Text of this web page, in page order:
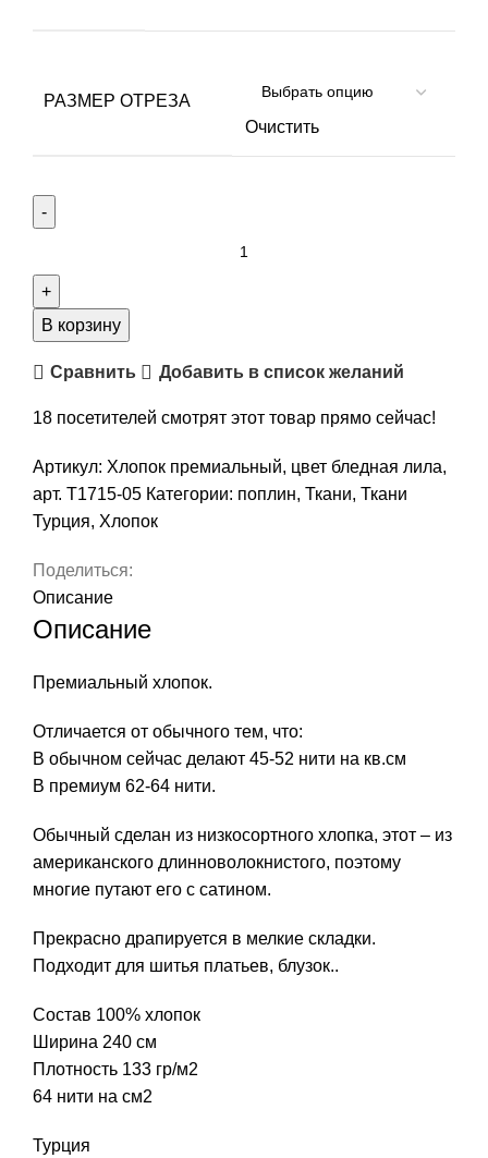
РАЗМЕР ОТРЕЗА
Очистить
Хлопок
премиальный,
бледная
Т1715-
05
В корзину
Сравнить Добавить в список желаний
18 посетителей смотрят этот товар прямо сейчас!
Артикул: Хлопок премиальный, цвет бледная лила,
арт. Т1715-05 Категории: поплин, Ткани, Ткани
Турция, Хлопок
Поделиться:
Описание
Описание
Премиальный хлопок.
Отличается от обычного тем, что:
В обычном сейчас делают 45-52 нити на кв.см
В премиум 62-64 нити.
Обычный сделан из низкосортного хлопка, этот – из
американского длинноволокнистого, поэтому
многие путают его с сатином.
Прекрасно драпируется в мелкие складки.
Подходит для шитья платьев, блузок..
Состав 100% хлопок
Ширина 240 см
Плотность 133 гр/м2
64 нити на см2
Турция